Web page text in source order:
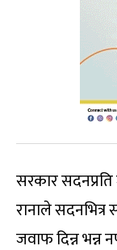
सरकार
रानाले सदनभित्र
जवाफ दिन्न भन्न